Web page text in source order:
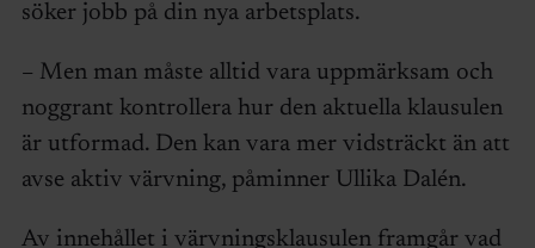
söker jobb på din nya arbetsplats.
– Men man måste alltid vara uppmärksam och
noggrant kontrollera hur den aktuella klausulen
är utformad. Den kan vara mer vidsträckt än att
avse aktiv värvning, påminner Ullika Dalén.
Av innehållet i värvningsklausulen framgår vad